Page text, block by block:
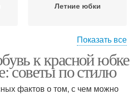
Летние юбки
Юбка с брюками
Показать все
к красной юбке
советы по стилю
фактов о том, с чем можно